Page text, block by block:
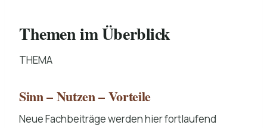
Themen im Überblick
THEMA
Sinn – Nutzen – Vorteile
Neue Fachbeiträge werden hier fortlaufend